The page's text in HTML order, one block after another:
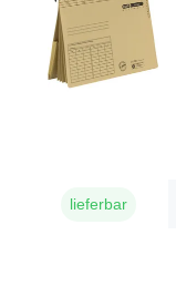
lieferbar